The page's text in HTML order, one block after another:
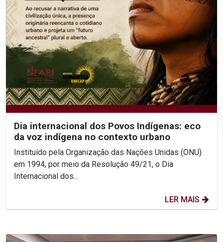
Dia internacional dos Povos Indígenas: eco
da voz indígena no contexto urbano
Instituído pela Organização das Nações Unidas (ONU)
em 1994, por meio da Resolução 49/21, o Dia
Internacional dos...
LER MAIS